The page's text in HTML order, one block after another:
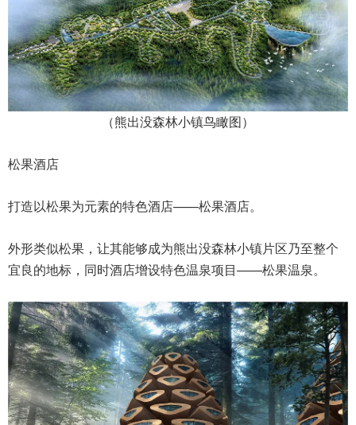
（熊出没森林小镇鸟瞰图）
松果酒店
打造以松果为元素的特色酒店——松果酒店。
外形类似松果，让其能够成为熊出没森林小镇片区乃至整个
宜良的地标，同时酒店增设特色温泉项目——松果温泉。